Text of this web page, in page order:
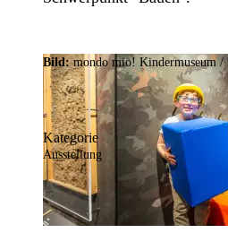
Bild:mondo mio! Kindermuseum /
Kategorie
Ausstellung